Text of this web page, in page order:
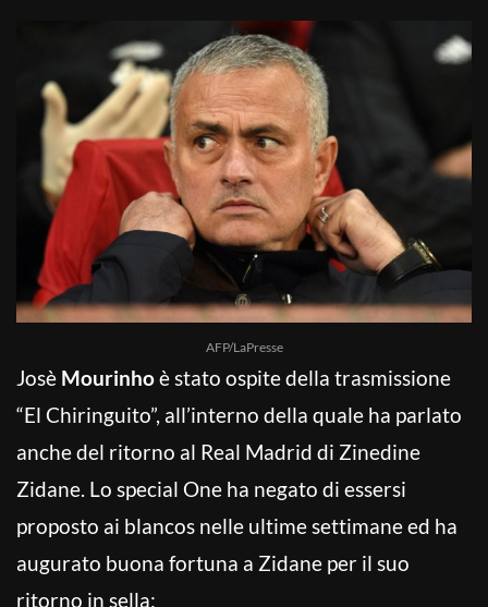
AFP/LaPresse
Josè Mourinhoè stato ospite della trasmissione
“El Chiringuito”, all’interno della quale ha parlato
anche del ritorno al Real Madrid di Zinedine
Zidane. Lo special One ha negato di essersi
proposto ai blancos nelle ultime settimane ed ha
augurato buona fortuna a Zidane per il suo
ritorno in sella: